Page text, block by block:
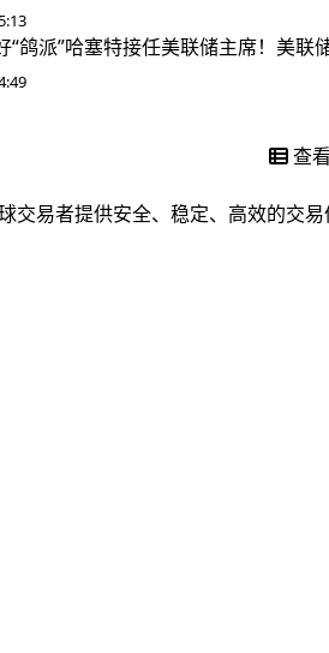
“鸽派”哈塞特接任美联储主席！美联
查
易者提供安全、稳定、高效的交易